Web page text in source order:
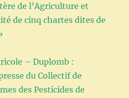
de l’Agriculture et
de cinq chartes dites de
– Duplomb :
du Collectif de
des Pesticides de